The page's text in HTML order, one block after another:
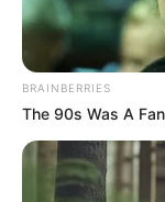
BRAINBERRIES
The 90s Was A